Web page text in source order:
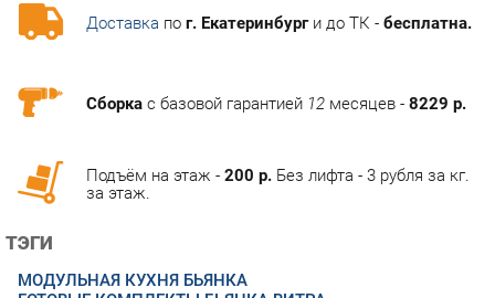
ТЭГИ
ГОТОВЫЕ КОМПЛЕКТЫ БЬЯНКА ВИТРА